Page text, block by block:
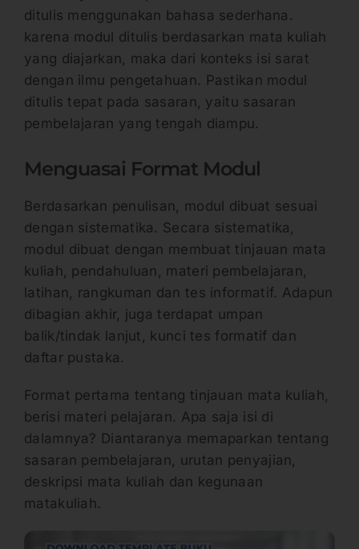
ditulis menggunakan bahasa sederhana.
karena modul ditulis berdasarkan mata kuliah
yang diajarkan, maka dari konteks isi sarat
dengan ilmu pengetahuan. Pastikan modul
ditulis tepat pada sasaran, yaitu sasaran
pembelajaran yang tengah diampu.
Menguasai Format Modul
Berdasarkan penulisan, modul dibuat sesuai
dengan sistematika. Secara sistematika,
modul dibuat dengan membuat tinjauan mata
kuliah, pendahuluan, materi pembelajaran,
latihan, rangkuman dan tes informatif. Adapun
dibagian akhir, juga terdapat umpan
balik/tindak lanjut, kunci tes formatif dan
daftar pustaka.
Format pertama tentang tinjauan mata kuliah,
berisi materi pelajaran. Apa saja isi di
dalamnya? Diantaranya memaparkan tentang
sasaran pembelajaran, urutan penyajian,
deskripsi mata kuliah dan kegunaan
matakuliah.